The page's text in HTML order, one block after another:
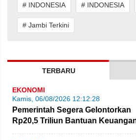
# INDONESIA # INDONESIA
# Jambi Terkini
TERBARU
EKONOMI
Kamis, 06/08/2026 12:12:28
Pemerintah Segera Gelontorkan
Rp20,5 Triliun Bantuan
Daerah